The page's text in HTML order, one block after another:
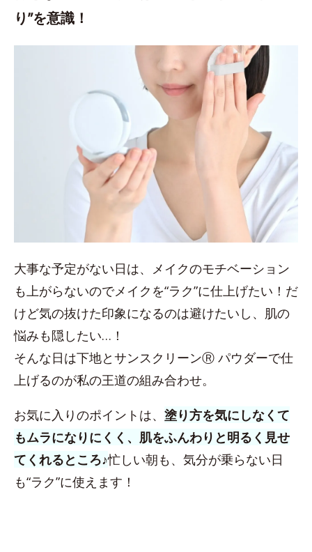
り”を意識！
大事な予定がない日は、メイクのモチベーション
も上がらないのでメイクを“ラク”に仕上げたい！だ
けど気の抜けた印象になるのは避けたいし、肌の
悩みも隠したい…！
そんな日は下地とサンスクリーンⓇ パウダーで仕
上げるのが私の王道の組み合わせ。
お気に入りのポイントは、 塗り方を気にしなくて
もムラになりにくく、肌をふんわりと明るく見せ
てくれるところ♪忙しい朝も、気分が乗らない日
も“ラク”に使えます！